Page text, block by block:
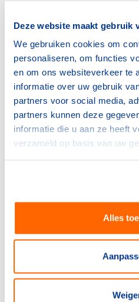
Deze website maakt gebruik
We gebruiken cookies om
personaliseren, om functies
en om ons websiteverkeer te
informatie over uw gebruik
partners voor social media,
partners kunnen deze
informatie die u aan ze heeft
verzameld op basis van uw
Alles
de vierde keer naar de
Winterspelen. In 2014 in
debuut en hij won zowel
in Beijing 2022 de zilveren
van Cortina gaat hij op
kan zich op zaterdag 7
finale snowboardcross,
banked slalom op het
Zuidoostbeemster zijn het
Paralympics. In
twee paralympische
Net als haar partner Chris
14 maart in actie op de
- De jongeDean van Kooij
maakt zijn debuut op de